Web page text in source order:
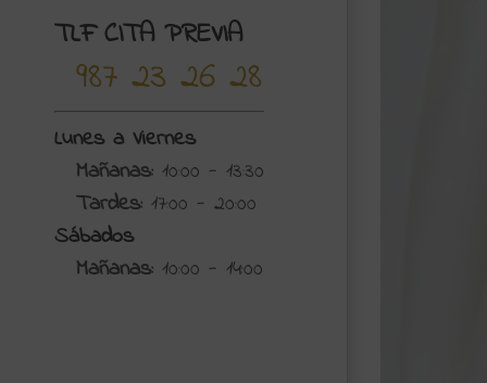
TLF CITA PREVIA
987 23 26 28
Lunes a Viernes
Mañanas: 10:00 - 13:30
Tardes: 17:00 - 20:00
Sábados
Mañanas: 10:00 - 14:00